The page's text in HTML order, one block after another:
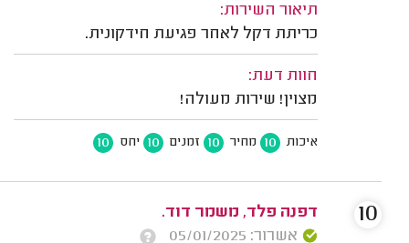
תיאור השירות:
כריתת דקל לאחר פגיעת חידקונית.
חוות דעת:
מצוין! שירות מעולה!
איכות 10 מחיר 10 זמנים 10 יחס 10
דפנה פלד, משמר דוד.
אשרור: 05/01/2025
10